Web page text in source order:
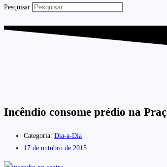
Pesquisar
Incêndio consome prédio na
Categoria: Dia-a-Dia
17 de outubro de 2015